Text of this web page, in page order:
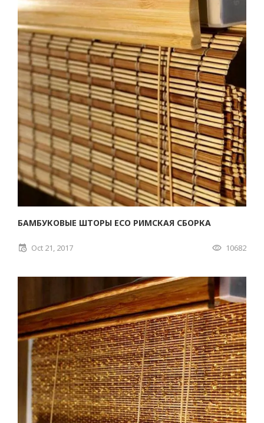
БАМБУКОВЫЕ ШТОРЫ ECO РИМСКАЯ СБОРКА
Oct 21, 2017 10682